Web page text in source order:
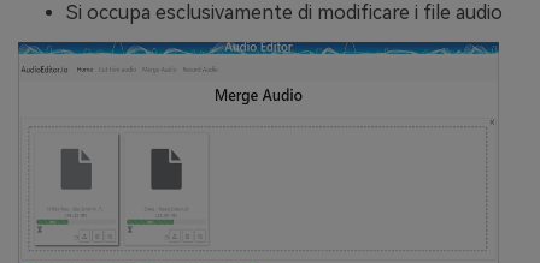
Si occupa esclusivamente di modificare i file audio